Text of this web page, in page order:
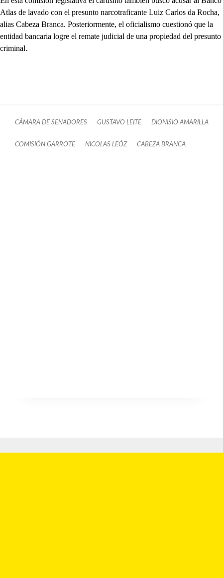
Atlas de lavado con el presunto narcotraficante Luiz Carlos da Rocha,
alias Cabeza Branca. Posteriormente, el oficialismo cuestionó que la
entidad bancaria logre el remate judicial de una propiedad del presunto
criminal.
CÁMARA DE SENADORES GUSTAVO LEITE DIONISIO AMARILLA
COMISIÓN GARROTE NICOLAS LEÓZ CABEZA BRANCA